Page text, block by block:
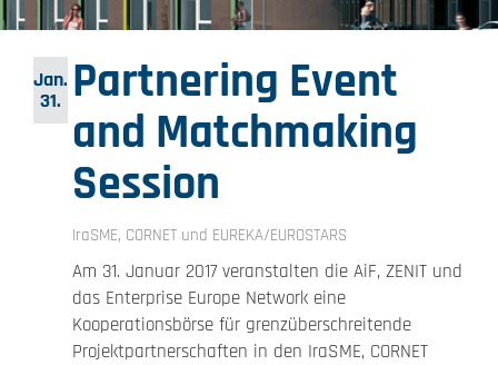
Jan.
31. Partnering Event
and Matchmaking
Session
IraSME, CORNET und EUREKA/EUROSTARS
Am 31. Januar 2017 veranstalten die AiF, ZENIT und
das Enterprise Europe Network eine
Kooperationsbörse für grenzüberschreitende
Projektpartnerschaften in den IraSME, CORNET